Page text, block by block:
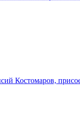
Костомаров,